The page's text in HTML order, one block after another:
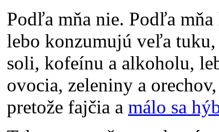
Podľa mňa nie. Podľa
lebo konzumujú veľa
soli, kofeínu a alkoholu,
ovocia, zeleniny a
pretože fajčia a málo sa